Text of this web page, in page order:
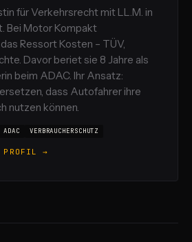
für Verkehrsrecht mit LL.M. in
Bei Motor Kompakt
Ressort Kosten – TÜV,
Davor beriet sie 8 Jahre als
beim ADAC. Ihr Ansatz:
dass Autofahrer ihre
nutzen können.
ADAC VERBRAUCHERSCHUTZ
→